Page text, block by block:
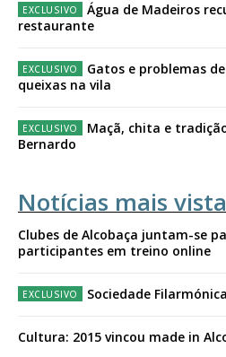
Água de Madeiros
restaurante
Gatos e problemas
queixas na vila
Maçã, chita e
Bernardo
Notícias mais
Clubes de Alcobaça juntam-se
participantes em treino online
Sociedade
Cultura: 2015 vincou made in